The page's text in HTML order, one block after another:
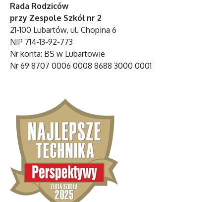
Rada Rodziców
przy Zespole Szkół nr 2
21-100 Lubartów, ul. Chopina 6
NIP 714-13-92-773
Nr konta: BS w Lubartowie
Nr 69 8707 0006 0008 8688 3000 0001